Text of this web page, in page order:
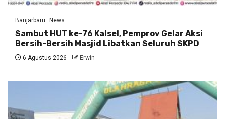
Banjarbaru News
Sambut HUT ke-76 Kalsel, Pemprov Gelar Aksi
Bersih-Bersih Masjid Libatkan Seluruh SKPD
6 Agustus 2026 Erwin